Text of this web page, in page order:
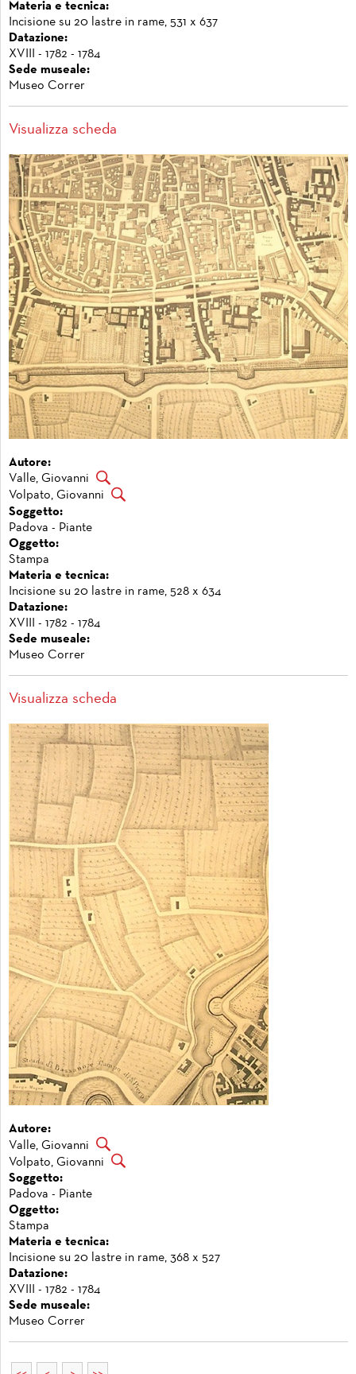
Materia e tecnica:
Incisione su 20 lastre in rame, 531 x 637
Datazione:
XVIII - 1782 - 1784
Sede museale:
Museo Correr
Visualizza scheda
Autore:
Valle, Giovanni
Volpato, Giovanni
Soggetto:
Padova - Piante
Oggetto:
Stampa
Materia e tecnica:
Incisione su 20 lastre in rame, 528 x 634
Datazione:
XVIII - 1782 - 1784
Sede museale:
Museo Correr
Visualizza scheda
Autore:
Valle, Giovanni
Volpato, Giovanni
Soggetto:
Padova - Piante
Oggetto:
Stampa
Materia e tecnica:
Incisione su 20 lastre in rame, 368 x 527
Datazione:
XVIII - 1782 - 1784
Sede museale:
Museo Correr